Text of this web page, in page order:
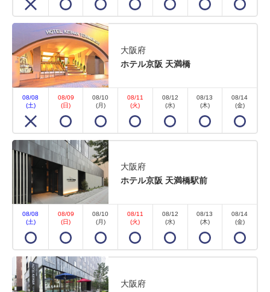
大阪府
ホテル京阪 天満橋
08/08
(土)
08/09
(日)
08/10
(月)
08/11
(火)
08/12
(水)
08/13
(木)
08/14
(金)
大阪府
ホテル京阪 天満橋駅前
08/08
(土)
08/09
(日)
08/10
(月)
08/11
(火)
08/12
(水)
08/13
(木)
08/14
(金)
大阪府